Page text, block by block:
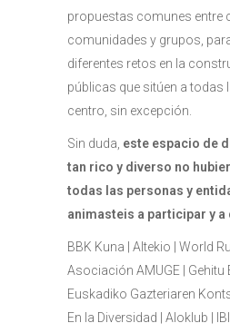
propuestas comunes entre
comunidades y grupos,
diferentes retos en la
públicas que sitúen a todas
centro, sin excepción.
Sin duda, este espacio de
tan rico y diverso no
todas las personas y
animasteis a participar y
BBK Kuna | Altekio | World
Asociación AMUGE | Gehitu
Euskadiko Gazteriaren
En la Diversidad | Aloklub |